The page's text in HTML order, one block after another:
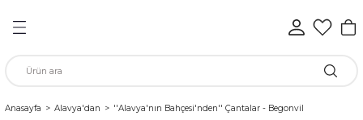
Anasayfa Alavya'dan ''Alavya'nın Bahçesi'nden'' Çantalar - Begonvil